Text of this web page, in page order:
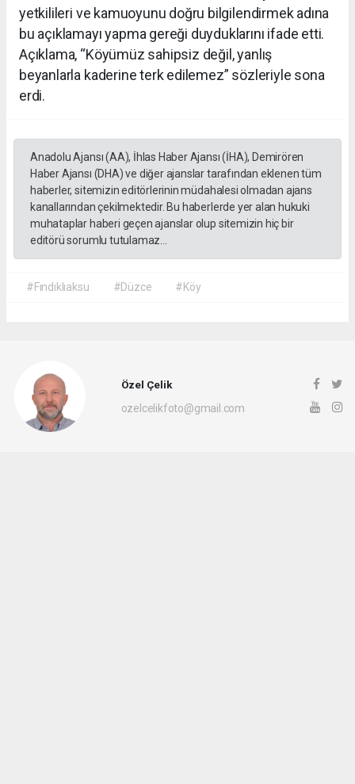
yetkilileri ve kamuoyunu doğru bilgilendirmek adına
bu açıklamayı yapma gereği duyduklarını ifade etti.
Açıklama, “Köyümüz sahipsiz değil, yanlış
beyanlarla kaderine terk edilemez” sözleriyle sona
erdi.
Anadolu Ajansı (AA), İhlas Haber Ajansı (İHA), Demirören
Haber Ajansı (DHA) ve diğer ajanslar tarafından eklenen tüm
haberler, sitemizin editörlerinin müdahalesi olmadan ajans
kanallarından çekilmektedir. Bu haberlerde yer alan hukuki
muhataplar haberi geçen ajanslar olup sitemizin hiç bir
editörü sorumlu tutulamaz...
#Fındıklıaksu #Düzce #Köy
Özel Çelik
ozelcelikfoto@gmail.com